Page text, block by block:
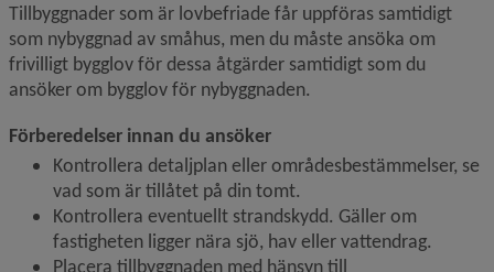
Tillbyggnader som är lovbefriade får uppföras samtidigt
som nybyggnad av småhus, men du måste ansöka om
frivilligt bygglov för dessa åtgärder samtidigt som du
ansöker om bygglov för nybyggnaden.
Förberedelser innan du ansöker
Kontrollera detaljplan eller områdesbestämmelser, se
vad som är tillåtet på din tomt.
Kontrollera eventuellt strandskydd. Gäller om
fastigheten ligger nära sjö, hav eller vattendrag.
Placera tillbyggnaden med hänsyn till